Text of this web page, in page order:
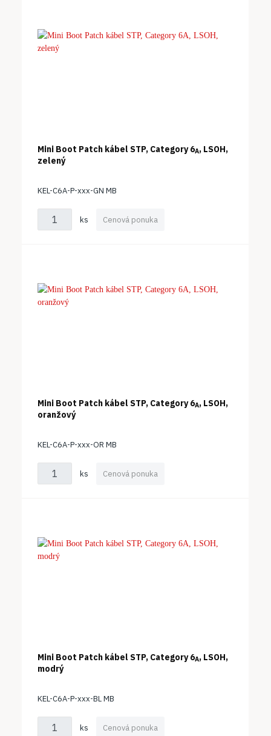
Mini Boot Patch kábel STP, Category 6A, LSOH,
zelený
KEL-C6A-P-xxx-GN MB
ks Cenová ponuka
Mini Boot Patch kábel STP, Category 6A, LSOH,
oranžový
KEL-C6A-P-xxx-OR MB
ks Cenová ponuka
Mini Boot Patch kábel STP, Category 6A, LSOH,
modrý
KEL-C6A-P-xxx-BL MB
ks Cenová ponuka